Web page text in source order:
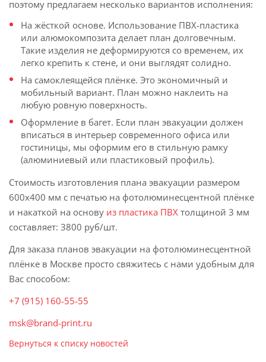
поэтому предлагаем несколько вариантов исполнения:
На жёсткой основе. Использование ПВХ-пластика
или алюмокомпозита делает план долговечным.
Такие изделия не деформируются со временем, их
легко крепить к стене, и они выглядят солидно.
На самоклеящейся плёнке. Это экономичный и
мобильный вариант. План можно наклеить на
любую ровную поверхность.
Оформление в багет. Если план эвакуации должен
вписаться в интерьер современного офиса или
гостиницы, мы оформим его в стильную рамку
(алюминиевый или пластиковый профиль).
Стоимость изготовления плана эвакуации размером
600х400 мм с печатью на фотолюминесцентной плёнке
и накаткой на основу из пластика ПВХ толщиной 3 мм
составляет: 3800 руб/шт.
Для заказа планов эвакуации на фотолюминесцентной
плёнке в Москве просто свяжитесь с нами удобным для
Вас способом:
+7 (915) 160-55-55
msk@brand-print.ru
Вернуться к списку новостей